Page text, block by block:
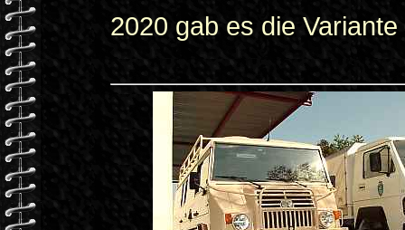
2020 gab es die Variante